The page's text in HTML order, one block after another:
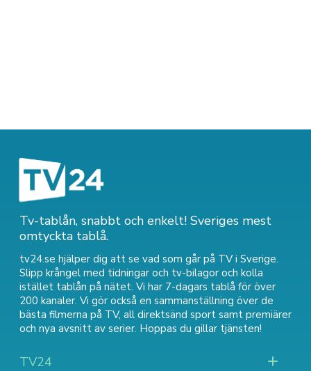
Tv-tablån, snabbt och enkelt! Sveriges mest
omtyckta tablå.
tv24.se hjälper dig att se vad som går på TV i Sverige.
Slipp krångel med tidningar och tv-bilagor och kolla
istället tablån på nätet. Vi har 7-dagars tablå för över
200 kanaler. Vi gör också en sammanställning över de
bästa filmerna på TV, all direktsänd sport samt premiärer
och nya avsnitt av serier. Hoppas du gillar tjänsten!
TV24